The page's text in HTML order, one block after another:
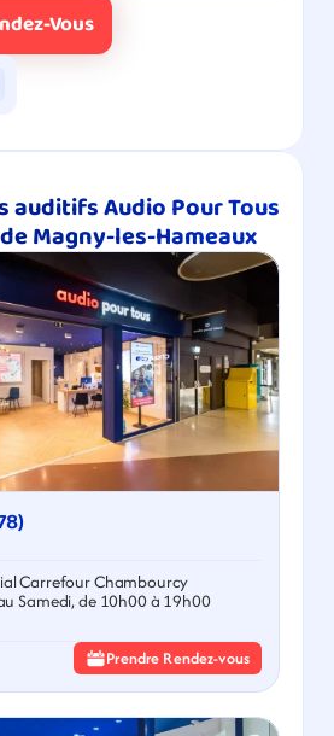
Vous
auditifs Audio Pour Tous
Magny-les-Hameaux
Carrefour Chambourcy
Samedi, de 10h00 à 19h00
Prendre Rendez-vous